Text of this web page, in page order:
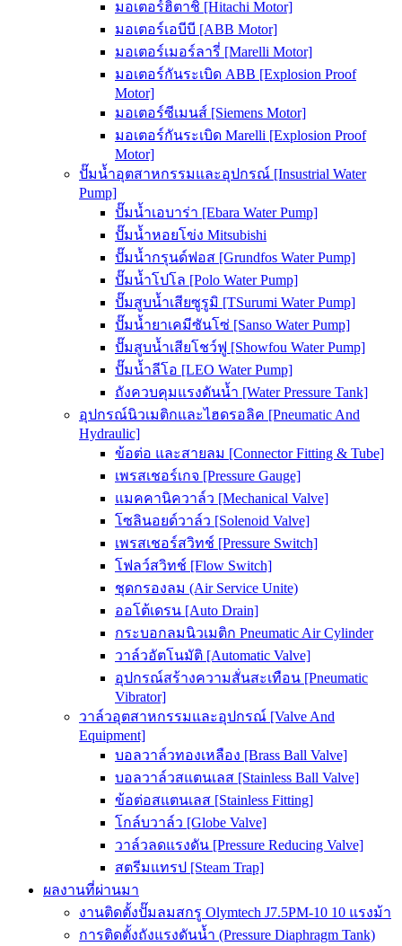
มอเตอร์ฮิตาชิ [Hitachi Motor]
มอเตอร์เอบีบี [ABB Motor]
มอเตอร์เมอร์ลารี่ [Marelli Motor]
มอเตอร์กันระเบิด ABB [Explosion Proof
Motor]
มอเตอร์ซีเมนส์ [Siemens Motor]
มอเตอร์กันระเบิด Marelli [Explosion Proof
Motor]
ปั๊มน้ำอุตสาหกรรมและอุปกรณ์ [Insustrial Water
Pump]
ปั๊มน้ำเอบาร่า [Ebara Water Pump]
ปั๊มน้ำหอยโข่ง Mitsubishi
ปั๊มน้ำกรุนด์ฟอส [Grundfos Water Pump]
ปั๊มน้ำโปโล [Polo Water Pump]
ปั๊มสูบน้ำเสียซูรูมิ [TSurumi Water Pump]
ปั๊มน้ำยาเคมีซันโซ่ [Sanso Water Pump]
ปั๊มสูบน้ำเสียโชว์ฟู [Showfou Water Pump]
ปั๊มน้ำลีโอ [LEO Water Pump]
ถังควบคุมแรงดันน้ำ [Water Pressure Tank]
อุปกรณ์นิวเมติกและไฮดรอลิค [Pneumatic And
Hydraulic]
ข้อต่อ และสายลม [Connector Fitting & Tube]
เพรสเชอร์เกจ [Pressure Gauge]
แมคคานิควาล์ว [Mechanical Valve]
โซลินอยด์วาล์ว [Solenoid Valve]
เพรสเชอร์สวิทช์ [Pressure Switch]
โฟลว์สวิทช์ [Flow Switch]
ชุดกรองลม (Air Service Unite)
ออโต้เดรน [Auto Drain]
กระบอกลมนิวเมติก Pneumatic Air Cylinder
วาล์วอัตโนมัติ [Automatic Valve]
อุปกรณ์สร้างความสั่นสะเทือน [Pneumatic
Vibrator]
วาล์วอุตสาหกรรมและอุปกรณ์ [Valve And
Equipment]
บอลวาล์วทองเหลือง [Brass Ball Valve]
บอลวาล์วสแตนเลส [Stainless Ball Valve]
ข้อต่อสแตนเลส [Stainless Fitting]
โกล์บวาล์ว [Globe Valve]
วาล์วลดแรงดัน [Pressure Reducing Valve]
สตรีมแทรป [Steam Trap]
ผลงานที่ผ่านมา
งานติดตั้งปั๊มลมสกรู Olymtech J7.5PM-10 10 แรงม้า
การติดตั้งถังแรงดันน้ำ (Pressure Diaphragm Tank)